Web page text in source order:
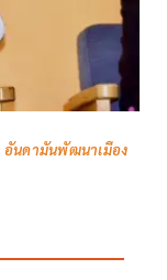
อันดามันพัฒนาเมือง